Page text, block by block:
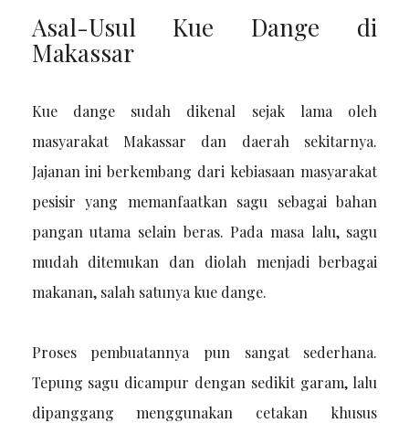
Asal-Usul Kue Dange di
Makassar
Kue dange sudah dikenal sejak lama oleh
masyarakat Makassar dan daerah sekitarnya.
Jajanan ini berkembang dari kebiasaan masyarakat
pesisir yang memanfaatkan sagu sebagai bahan
pangan utama selain beras. Pada masa lalu, sagu
mudah ditemukan dan diolah menjadi berbagai
makanan, salah satunya kue dange.
Proses pembuatannya pun sangat sederhana.
Tepung sagu dicampur dengan sedikit garam, lalu
dipanggang menggunakan cetakan khusus